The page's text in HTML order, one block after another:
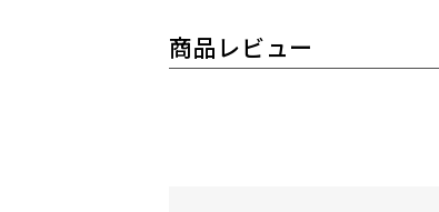
商品レビュー